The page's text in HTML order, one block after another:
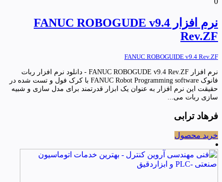
نرم افزار FANUC ROBOGUDE v9.4
Rev.ZF
FANUC ROBOGUIDE v9.4 Rev.ZF
نرم افزار FANUC ROBOGUDE v9.4 Rev.ZF - دانلود نرم افزار ربات
فانوک FANUC Robot Programming software با کرک فول و تست شده در
حقیقت این نرم افزار به عنوان یک ابزار قدرتمند برای مدل سازی و شبیه
سازی ربات می...
فرهاد ترابی
خرید محصول